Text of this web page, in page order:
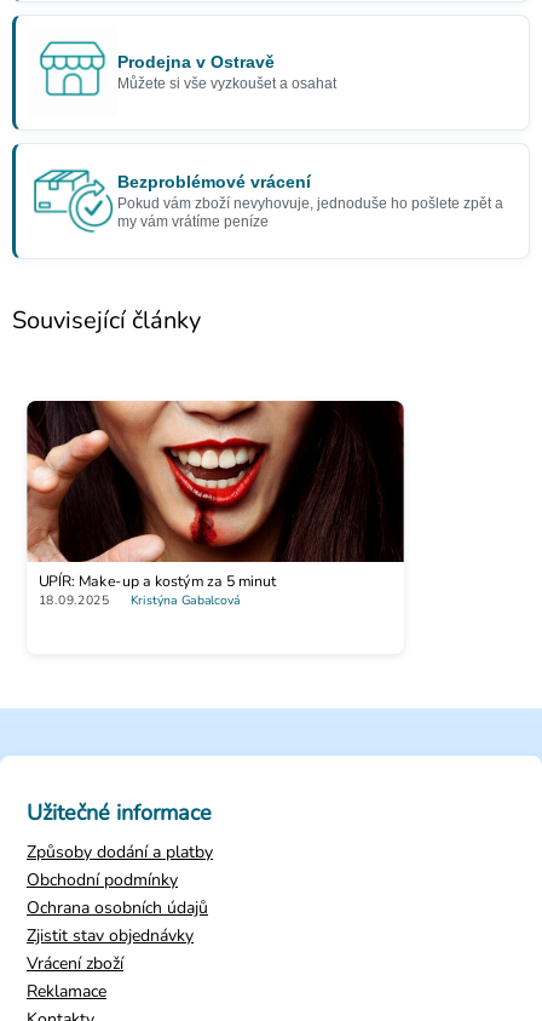
Prodejna v Ostravě
Můžete si vše vyzkoušet a osahat
Bezproblémové vrácení
Pokud vám zboží nevyhovuje, jednoduše ho pošlete zpět a
my vám vrátíme peníze
Související články
UPÍR: Make-up a kostým za 5 minut
18.09.2025 Kristýna Gabalcová
Užitečné informace
Způsoby dodání a platby
Obchodní podmínky
Ochrana osobních údajů
Zjistit stav objednávky
Vrácení zboží
Reklamace